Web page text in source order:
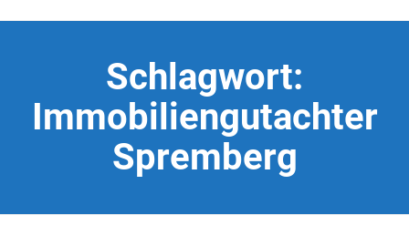
Schlagwort:
Immobiliengutachter
Spremberg